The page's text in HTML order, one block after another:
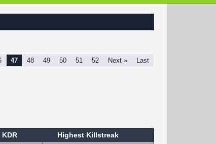
47 48 49 50 51 52 Next » Last
KDR
Highest Killstreak